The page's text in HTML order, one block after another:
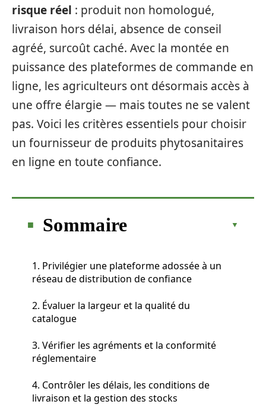
risque réel : produit non homologué,
livraison hors délai, absence de conseil
agréé, surcoût caché. Avec la montée en
puissance des plateformes de commande en
ligne, les agriculteurs ont désormais accès à
une offre élargie — mais toutes ne se valent
pas. Voici les critères essentiels pour choisir
un fournisseur de produits phytosanitaires
en ligne en toute confiance.
Sommaire
1. Privilégier une plateforme adossée à un
réseau de distribution de confiance
2. Évaluer la largeur et la qualité du
catalogue
3. Vérifier les agréments et la conformité
réglementaire
4. Contrôler les délais, les conditions de
livraison et la gestion des stocks